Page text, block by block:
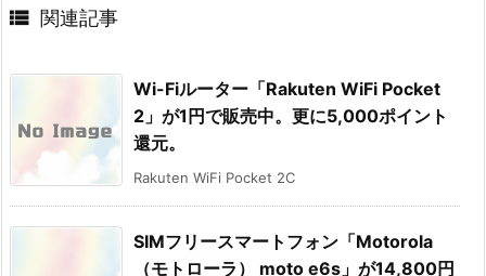
 関連記事
Wi-Fiルーター「Rakuten WiFi Pocket
2」が1円で販売中。更に5,000ポイント
還元。
Rakuten WiFi Pocket 2C
SIMフリースマートフォン「Motorola
（モトローラ） moto e6s」が14,800円